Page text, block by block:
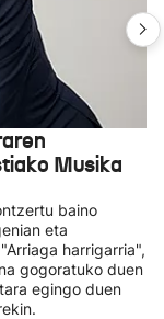
Musika
baino
eta
harrigarria",
gogoratuko duen
egingo duen